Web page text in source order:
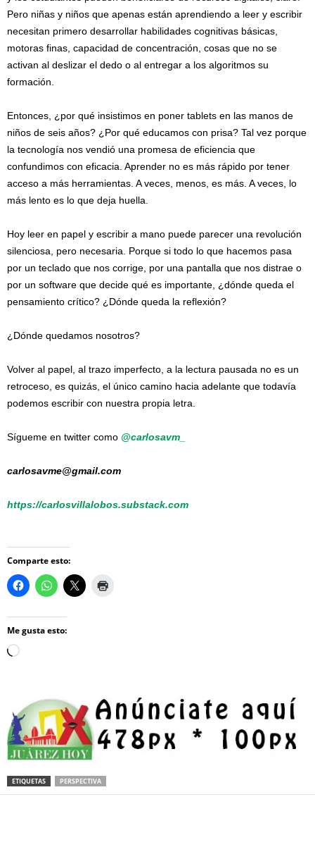
Pero niñas y niños que apenas están aprendiendo a leer y escribir
necesitan primero desarrollar habilidades cognitivas básicas,
motoras finas, capacidad de concentración, cosas que no se
activan al deslizar el dedo o al entregar a los algoritmos su
formación.
Entonces, ¿por qué insistimos en poner tablets en las manos de
niños de seis años? ¿Por qué educamos con prisa? Tal vez porque
la tecnología nos vendió una promesa de eficiencia que
confundimos con eficacia. Aprender no es más rápido por tener
acceso a más herramientas. A veces, menos, es más. A veces, lo
más lento es lo que deja huella.
Hoy leer en papel y escribir a mano puede parecer una revolución
silenciosa, pero necesaria. Porque si todo lo que hacemos pasa
por un teclado que nos corrige, por una pantalla que nos distrae o
por un software que decide qué es importante, ¿dónde queda el
pensamiento crítico? ¿Dónde queda la reflexión?
¿Dónde quedamos nosotros?
Volver al papel, al trazo imperfecto, a la lectura pausada no es un
retroceso, es quizás, el único camino hacia adelante que todavía
podemos escribir con nuestra propia letra.
Sígueme en twitter como @carlosavm_
carlosavme@gmail.com
https://carlosvillalobos.substack.com
Comparte esto:
Me gusta esto:
Loading…
ETIQUETAS PERSPECTIVA